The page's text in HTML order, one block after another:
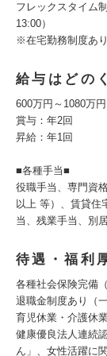
フレックスタイム
13:00）
※在宅勤務制度あり
給与はどの
600万円～1080万円
賞与：年2回
昇給：年1回
■各種手当■
役職手当、専門資
以上 等）、賃貸住
当、残業手当、別
待遇・福利
各種社会保険完備
退職金制度あり（
育児休業・介護休
健康優良法人連続
ん」、女性活躍に